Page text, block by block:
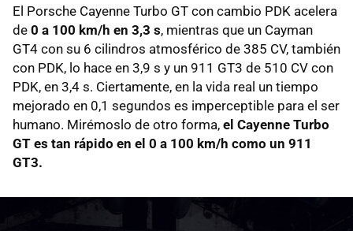
El Porsche Cayenne Turbo GT con cambio PDK acelera
de 0 a 100 km/h en 3,3 s, mientras que un Cayman
GT4 con su 6 cilindros atmosférico de 385 CV, también
con PDK, lo hace en 3,9 s y un 911 GT3 de 510 CV con
PDK, en 3,4 s. Ciertamente, en la vida real un tiempo
mejorado en 0,1 segundos es imperceptible para el ser
humano. Mirémoslo de otro forma, el Cayenne Turbo
GT es tan rápido en el 0 a 100 km/h como un 911
GT3.